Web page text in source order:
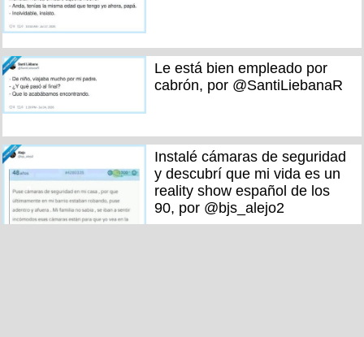
Le está bien empleado por
cabrón, por @SantiLiebanaR
Instalé cámaras de seguridad
y descubrí que mi vida es un
reality show español de los
90, por @bjs_alejo2